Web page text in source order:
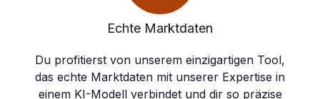
Echte Marktdaten
Du profitierst von unserem einzigartigen Tool,
das echte Marktdaten mit unserer Expertise in
einem KI-Modell verbindet und dir so präzise